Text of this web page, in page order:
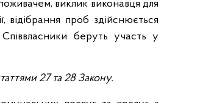
виклик виконавця для
відібрання проб здійснюється
Співвласники беруть участь у
27 та 28 Закону.